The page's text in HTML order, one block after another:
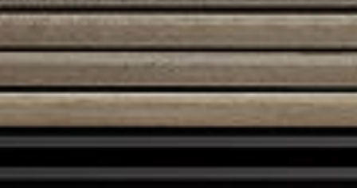
Austroflamm 45x51K II
2520,00€